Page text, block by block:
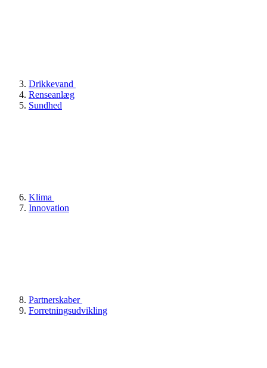
Drikkevand
Renseanlæg
Sundhed
Klima
Innovation
Partnerskaber
Forretningsudvikling